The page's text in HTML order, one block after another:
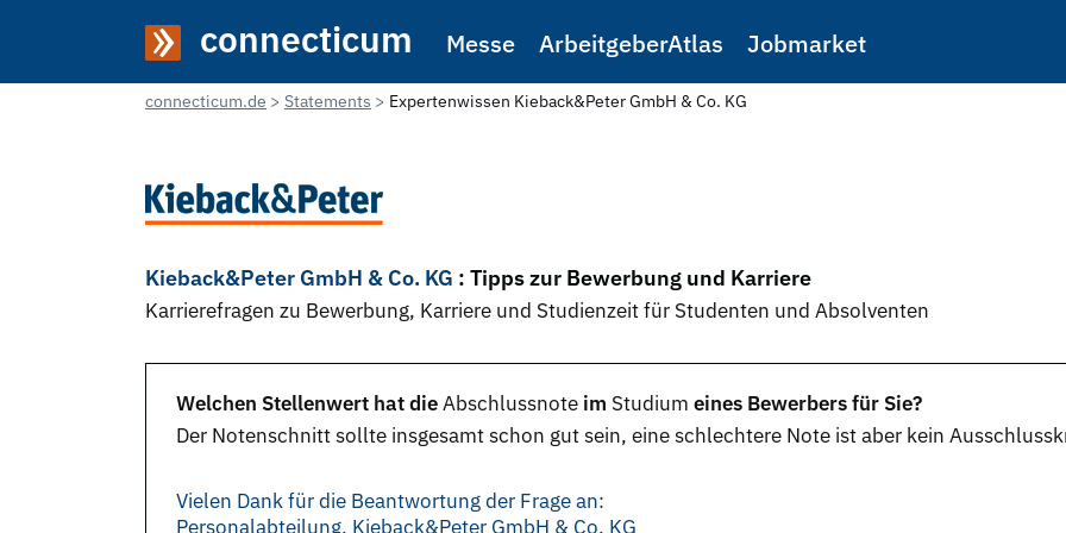
connecticum Messe ArbeitgeberAtlas Jobmarket
connecticum.de Statements Expertenwissen Kieback&Peter GmbH & Co. KG
Kieback&Peter GmbH & Co. KG : Tipps zur Bewerbung und Karriere
Karrierefragen zu Bewerbung, Karriere und Studienzeit für Studenten und Absolventen
Welchen Stellenwert hat dieAbschlussnote im Studium eines Bewerbers für Sie?
Der Notenschnitt sollte insgesamt schon gut sein, eine schlechtere Note ist aber kein
Vielen Dank für die Beantwortung der Frage an:
Personalabteilung, Kieback&Peter GmbH & Co. KG